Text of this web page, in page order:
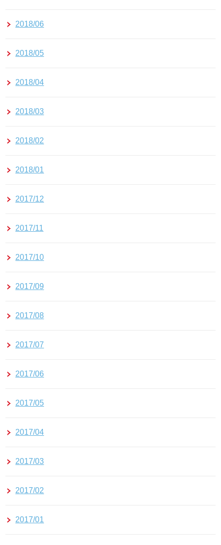
2018/06
2018/05
2018/04
2018/03
2018/02
2018/01
2017/12
2017/11
2017/10
2017/09
2017/08
2017/07
2017/06
2017/05
2017/04
2017/03
2017/02
2017/01